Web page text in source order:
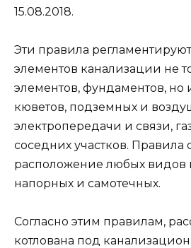
15.08.2018.
Эти правила
элементов канализации не
элементов, фундаментов, но
кюветов, подземных и
электропередачи и связи,
соседних участков. Правила
расположение любых видов
напорных и самотечных.
Согласно этим правилам,
котлована под